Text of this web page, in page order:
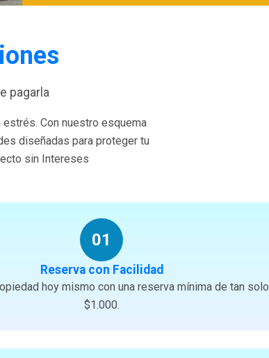
pagarla
Con nuestro esquema
diseñadas para proteger tu
sin Intereses
01
Reserva con Facilidad
hoy mismo con una reserva mínima de tan solo
$1.000.